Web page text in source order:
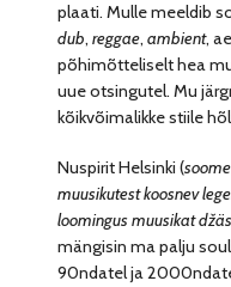
plaati. Mulle meeldib
dub,reggae,ambient,
põhimõtteliselt hea
uue otsingutel. Mu
kõikvõimalikke stiile
Nuspirit Helsinki (
muusikutest koosnev
loomingus muusikat
mängisin ma palju
90ndatel ja